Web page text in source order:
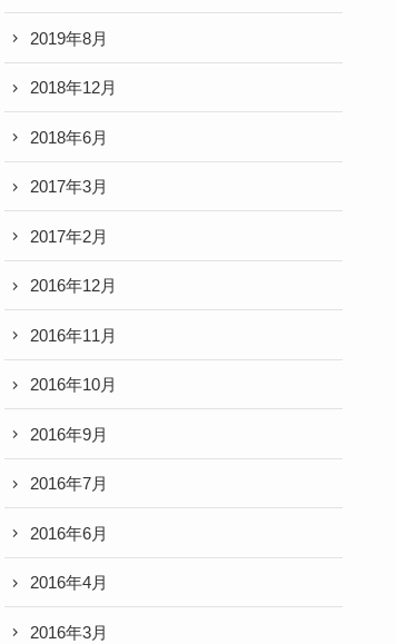
2019年8月
2018年12月
2018年6月
2017年3月
2017年2月
2016年12月
2016年11月
2016年10月
2016年9月
2016年7月
2016年6月
2016年4月
2016年3月